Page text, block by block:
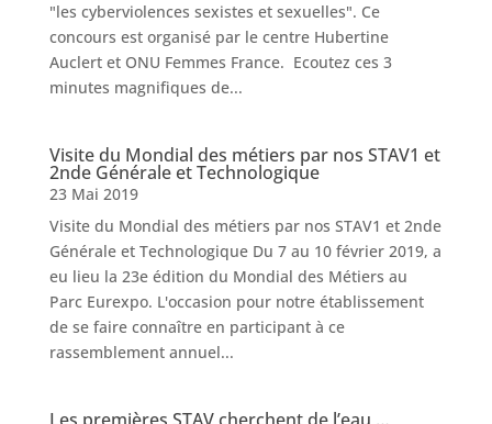
"les cyberviolences sexistes et sexuelles". Ce
concours est organisé par le centre Hubertine
Auclert et ONU Femmes France. Ecoutez ces 3
minutes magnifiques de...
Visite du Mondial des métiers par nos STAV1 et
2nde Générale et Technologique
23 Mai 2019
Visite du Mondial des métiers par nos STAV1 et 2nde
Générale et Technologique Du 7 au 10 février 2019, a
eu lieu la 23e édition du Mondial des Métiers au
Parc Eurexpo. L'occasion pour notre établissement
de se faire connaître en participant à ce
rassemblement annuel...